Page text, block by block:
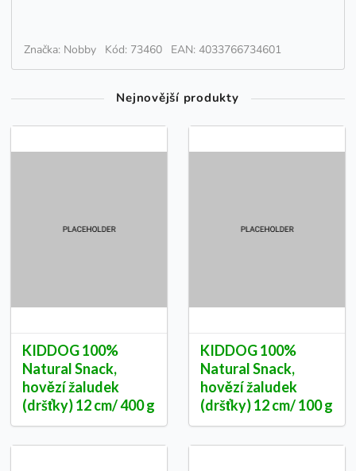
Značka: Nobby Kód: 73460 EAN: 4033766734601
Nejnovější produkty
KIDDOG 100%
Natural Snack,
hovězí žaludek
(dršťky) 12 cm/ 400 g
KIDDOG 100%
Natural Snack,
hovězí žaludek
(dršťky) 12 cm/ 100 g